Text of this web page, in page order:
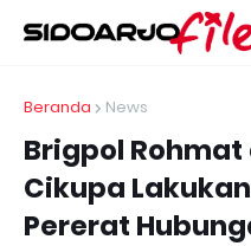
Beranda News
Brigpol Rohmat
Cikupa
Pererat